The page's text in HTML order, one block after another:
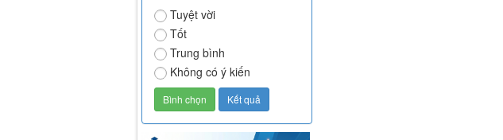
Tuyệt vời
Tốt
Trung bình
Không có ý kiến